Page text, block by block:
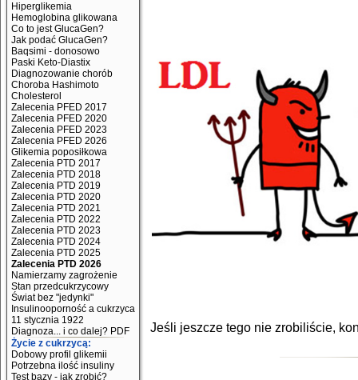
Hiperglikemia
Hemoglobina glikowana
Co to jest GlucaGen?
Jak podać GlucaGen?
Baqsimi - donosowo
Paski Keto-Diastix
Diagnozowanie chorób
Choroba Hashimoto
Cholesterol
Zalecenia PFED 2017
Zalecenia PFED 2020
Zalecenia PFED 2023
Zalecenia PFED 2026
Glikemia poposiłkowa
Zalecenia PTD 2017
Zalecenia PTD 2018
Zalecenia PTD 2019
Zalecenia PTD 2020
Zalecenia PTD 2021
Zalecenia PTD 2022
Zalecenia PTD 2023
Zalecenia PTD 2024
Zalecenia PTD 2025
Zalecenia PTD 2026
Namierzamy zagrożenie
Stan przedcukrzycowy
Świat bez "jedynki"
Insulinooporność a cukrzyca
11 stycznia 1922
Diagnoza... i co dalej? PDF
Życie z cukrzycą:
Dobowy profil glikemii
Potrzebna ilość insuliny
Test bazy - jak zrobić?
Jeśli jeszcze tego nie zrobiliście,